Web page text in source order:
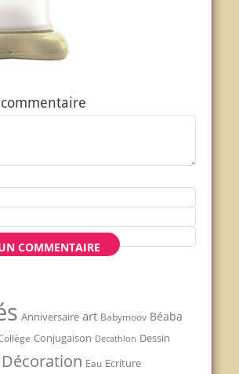
Anniversaire art Babymoov Béaba
Conjugaison Decathlon Dessin
Décoration Eau Ecriture